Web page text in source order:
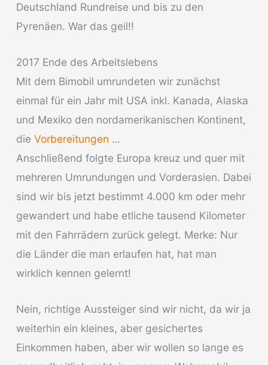
Deutschland Rundreise und bis zu den
Pyrenäen. War das geil!!
2017 Ende des Arbeitslebens
Mit dem Bimobil umrundeten wir zunächst
einmal für ein Jahr mit USA inkl. Kanada, Alaska
und Mexiko den nordamerikanischen Kontinent,
die Vorbereitungen …
Anschließend folgte Europa kreuz und quer mit
mehreren Umrundungen und Vorderasien. Dabei
sind wir bis jetzt bestimmt 4.000 km oder mehr
gewandert und habe etliche tausend Kilometer
mit den Fahrrädern zurück gelegt. Merke: Nur
die Länder die man erlaufen hat, hat man
wirklich kennen gelernt!
Nein, richtige Aussteiger sind wir nicht, da wir ja
weiterhin ein kleines, aber gesichertes
Einkommen haben, aber wir wollen so lange es